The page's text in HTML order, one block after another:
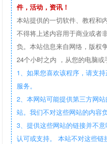
件，活动，资讯！
本站提供的一切软件、教程和
不得将上述内容用于商业或者
负。本站信息来自网络，版权
24个小时之内 ，从您的电脑或
1、如果您喜欢该程序，请支
服务。
2、本网站可能提供第三方网
站。我们不对这些网站的内容负
3、提供这些网站的链接并不
认可或支持。 本站不对这些